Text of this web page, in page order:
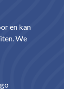
en kan
We